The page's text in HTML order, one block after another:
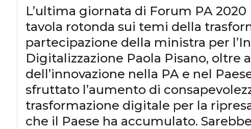
L’ultima giornata di Forum PA
tavola rotonda sui temi della
partecipazione della ministra per
Digitalizzazione Paola Pisano, oltre
dell’innovazione nella PA e nel
sfruttato l’aumento di
trasformazione digitale per la
che il Paese ha accumulato.